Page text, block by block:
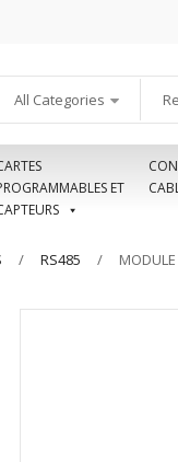
All Categories
ET
RS485